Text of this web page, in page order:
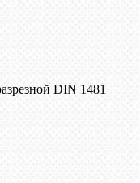
DIN 1481